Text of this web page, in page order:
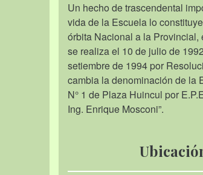
Un hecho de trascendental
vida de la Escuela lo
órbita Nacional a la Provincial,
se realiza el 10 de julio de
setiembre de 1994 por
cambia la denominación de la
N° 1 de Plaza Huincul por
Ing. Enrique Mosconi”.